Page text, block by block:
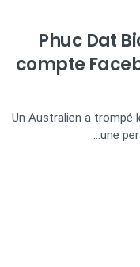
“Phuc Dat
compte
Un Australien a trompé
une